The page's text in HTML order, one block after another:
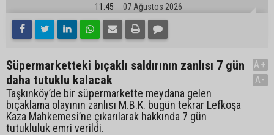
11:45 07 Ağustos 2026
Süpermarketteki bıçaklı saldırının zanlısı 7 gün
daha tutuklu kalacak
Taşkınköy’de bir süpermarkette meydana gelen
bıçaklama olayının zanlısı M.B.K. bugün tekrar Lefkoşa
Kaza Mahkemesi’ne çıkarılarak hakkında 7 gün
tutukluluk emri verildi.
A+
A-